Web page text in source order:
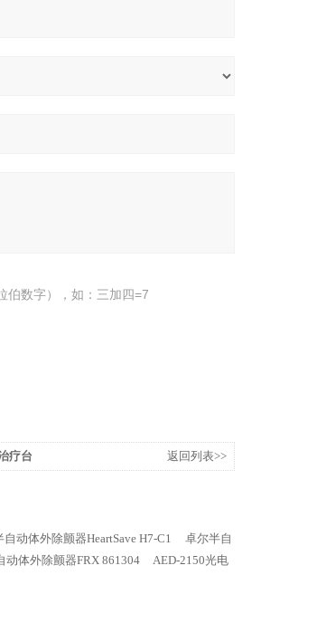
伯数字），如：三加四=7
疗台 返回列表>>
动体外除颤器HeartSave H7-C1
卓尔半自
动体外除颤器FRX 861304
AED-2150光电